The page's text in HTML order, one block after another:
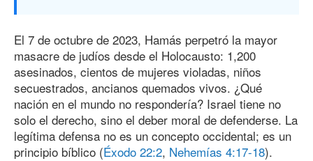
El 7 de octubre de 2023, Hamás perpetró la mayor
masacre de judíos desde el Holocausto: 1,200
asesinados, cientos de mujeres violadas, niños
secuestrados, ancianos quemados vivos. ¿Qué
nación en el mundo no respondería? Israel tiene no
solo el derecho, sino el deber moral de defenderse. La
legítima defensa no es un concepto occidental; es un
principio bíblico (Éxodo 22:2, Nehemías 4:17-18).